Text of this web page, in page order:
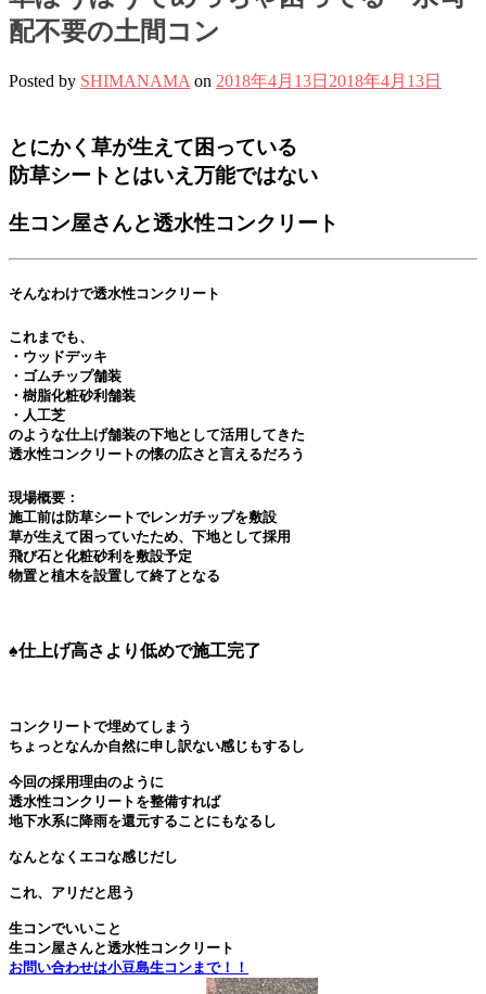
配不要の土間コン
Posted by SHIMANAMA on 2018年4月13日 2018年4月13日
とにかく草が生えて困っている
防草シートとはいえ万能ではない
生コン屋さんと透水性コンクリート
そんなわけで透水性コンクリート
これまでも、
・ウッドデッキ
・ゴムチップ舗装
・樹脂化粧砂利舗装
・人工芝
のような仕上げ舗装の下地として活用してきた
透水性コンクリートの懐の広さと言えるだろう
施工前は防草シートでレンガチップを敷設
草が生えて困っていたため、下地として採用
飛び石と化粧砂利を敷設予定
物置と植木を設置して終了となる
♠仕上げ高さより低めで施工完了
コンクリートで埋めてしまう
今回の採用理由のように
透水性コンクリートを整備すれば
地下水系に降雨を還元することにもなるし
なんとなくエコな感じだし
これ、アリだと思う
生コンでいいこと
お問い合わせは小豆島生コンまで！！